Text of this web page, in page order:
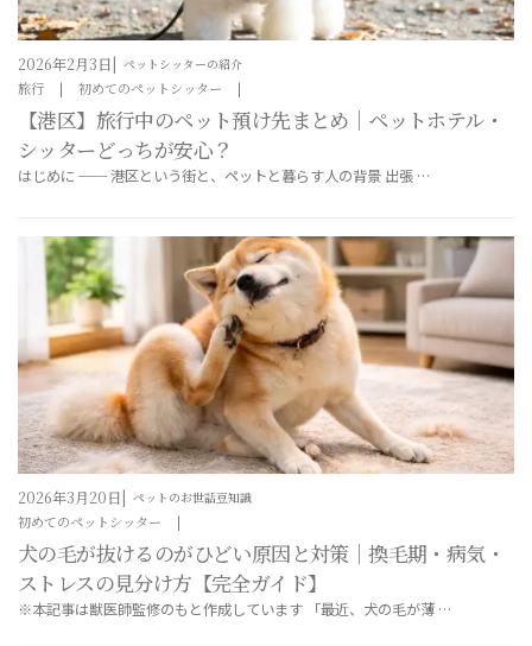
ペットシッターの紹介
2026年2月3日
旅行 初めてのペットシッター
【港区】旅行中のペット預け先まとめ｜ペットホテル・
シッターどっちが安心？
はじめに ── 港区という街と、ペットと暮らす人の背景 出張 …
ペットのお世話豆知識
2026年3月20日
初めてのペットシッター
犬の毛が抜けるのがひどい原因と対策｜換毛期・病気・
ストレスの見分け方【完全ガイド】
※本記事は獣医師監修のもと作成しています 「最近、犬の毛が薄 …